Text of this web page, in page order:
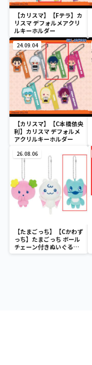
【カリスマ】【Fテラ】カ
リスマ デフォルメアクリ
ルキーホルダー
24.09.04
【カリスマ】【C本橋依央
利】カリスマ デフォルメ
アクリルキーホルダー
26.08.06
【たまごっち】【Cかわず
っち】たまごっち ボール
チェーン付きぬいぐるみ
～Tamagotchi